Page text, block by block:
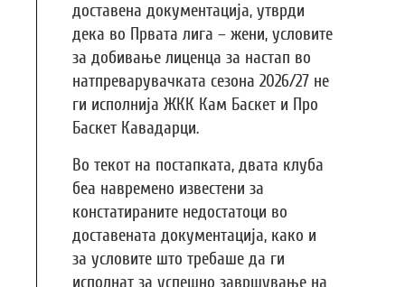
доставена документација, утврди
дека во Првата лига – жени, условите
за добивање лиценца за настап во
натпреварувачката сезона 2026/27 не
ги исполнија ЖКК Кам Баскет и Про
Баскет Кавадарци.
Во текот на постапката, двата клуба
беа навремено известени за
констатираните недостатоци во
доставената документација, како и
за условите што требаше да ги
исполнат за успешно завршување на